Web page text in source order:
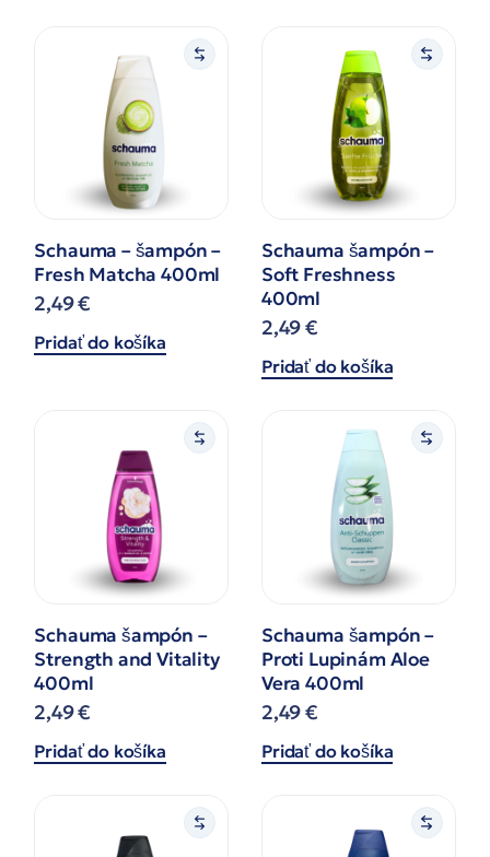
Schauma – šampón –
Fresh Matcha 400ml
2,49€
Pridať do košíka
Schauma šampón –
Soft Freshness
400ml
2,49€
Pridať do košíka
Schauma šampón –
Strength and Vitality
400ml
2,49€
Pridať do košíka
Schauma šampón –
Proti Lupinám Aloe
Vera 400ml
2,49€
Pridať do košíka